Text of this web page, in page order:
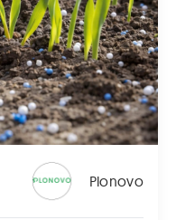
Plonovo